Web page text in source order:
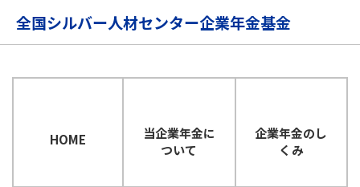
メインコンテンツに移動する
全国シルバー人材センター企業年金基金
HOME
当企業年金に
ついて
企業年金のし
くみ